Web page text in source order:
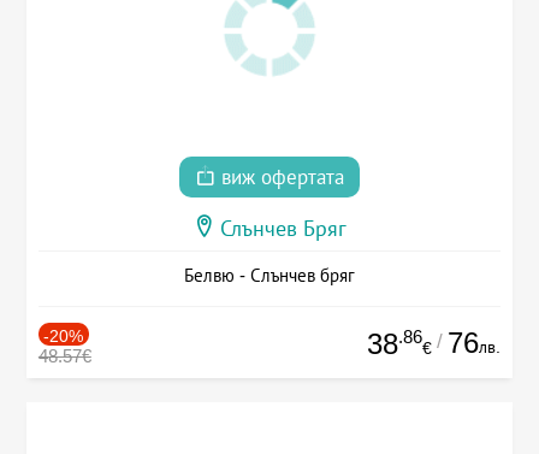
виж офертата
Слънчев Бряг
Белвю - Слънчев бряг
-20%
48.57€ 38.86
€ / 76лв.